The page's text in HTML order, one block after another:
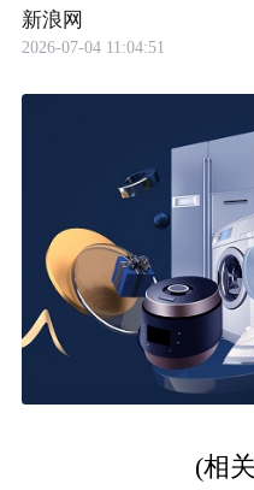
新浪网
2026-07-04 11:04:51
(相